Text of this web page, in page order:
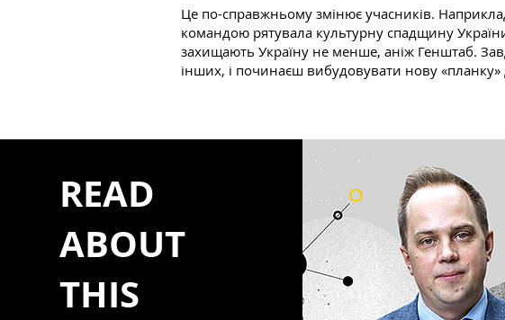
Це по-справжньому змінює учасників.
командою рятувала культурну спадщину
захищають Україну не менше, аніж Генштаб.
інших, і починаєш вибудовувати нову «планку»
READ
ABOUT
THIS